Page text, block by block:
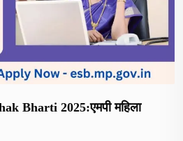
Bharti 2025:एमपी महिला